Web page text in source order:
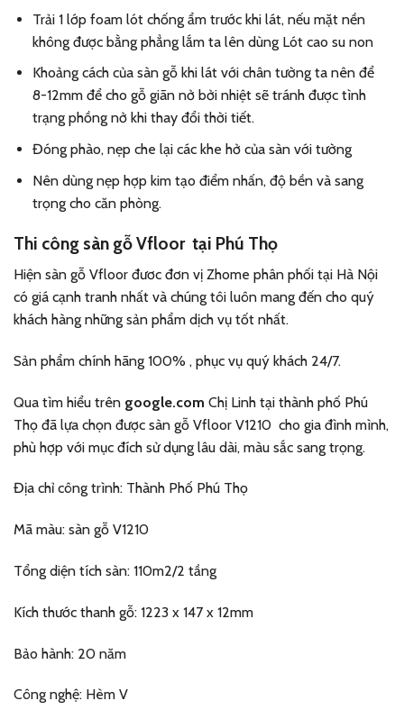
Trải 1 lớp foam lót chống ẩm trước khi lát, nếu mặt nền
không được bằng phẳng lắm ta lên dùng Lót cao su non
Khoảng cách của sàn gỗ khi lát với chân tường ta nên để
8-12mm để cho gỗ giãn nở bởi nhiệt sẽ tránh được tình
trạng phồng nở khi thay đổi thời tiết.
Đóng phào, nẹp che lại các khe hở của sàn với tường
Nên dùng nẹp hợp kim tạo điểm nhấn, độ bền và sang
trọng cho căn phòng.
Thi công sàn gỗ Vfloor tại Phú Thọ
Hiện sàn gỗ Vfloor đươc đơn vị Zhome phân phối tại Hà Nội
có giá cạnh tranh nhất và chúng tôi luôn mang đến cho quý
khách hàng những sản phẩm dịch vụ tốt nhất.
Sản phẩm chính hãng 100% , phục vụ quý khách 24/7.
Qua tìm hiểu trên google.com Chị Linh tại thành phố Phú
Thọ đã lựa chọn được sàn gỗ Vfloor V1210 cho gia đình mình,
phù hợp với mục đích sử dụng lâu dài, màu sắc sang trọng.
Địa chỉ công trình: Thành Phố Phú Thọ
Mã màu: sàn gỗ V1210
Tổng diện tích sàn: 110m2/2 tầng
Kích thước thanh gỗ: 1223 x 147 x 12mm
Bảo hành: 20 năm
Công nghệ: Hèm V